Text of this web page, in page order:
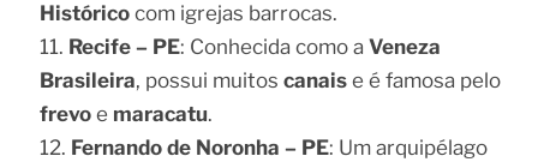
Históricocom igrejas barrocas.
Recife – PE: Conhecida como a Veneza
Brasileira, possui muitos canaise é famosa pelo
frevoe maracatu.
Fernando de Noronha – PE: Um arquipélago